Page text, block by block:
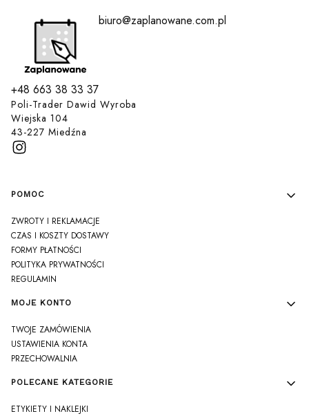
+48 663 38 33 37
biuro@zaplanowane.com.pl
Poli-Trader Dawid Wyroba
Wiejska 104
43-227 Miedźna
Linki w stopce
POMOC
ZWROTY I REKLAMACJE
CZAS I KOSZTY DOSTAWY
FORMY PŁATNOŚCI
POLITYKA PRYWATNOŚCI
REGULAMIN
MOJE KONTO
TWOJE ZAMÓWIENIA
USTAWIENIA KONTA
PRZECHOWALNIA
POLECANE KATEGORIE
ETYKIETY I NAKLEJKI